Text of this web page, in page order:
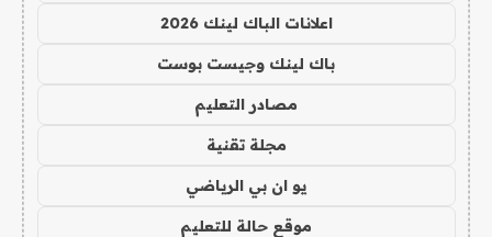
اعلانات الباك لينك 2026
باك لينك وجيست بوست
مصادر التعليم
مجلة تقنية
يو ان بي الرياضي
موقع حالة للتعليم